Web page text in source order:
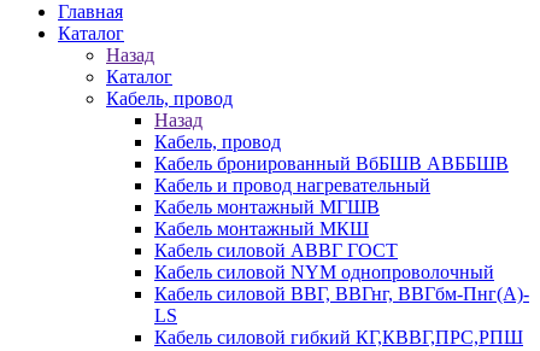
Главная
Каталог
Назад
Каталог
Кабель, провод
Назад
Кабель, провод
Кабель бронированный ВбБШВ АВББШВ
Кабель и провод нагревательный
Кабель монтажный МГШВ
Кабель монтажный МКШ
Кабель силовой АВВГ ГОСТ
Кабель силовой NYM однопроволочный
Кабель силовой ВВГ, ВВГнг, ВВГбм-Пнг(А)-
LS
Кабель силовой гибкий КГ,КВВГ,ПРС,РПШ